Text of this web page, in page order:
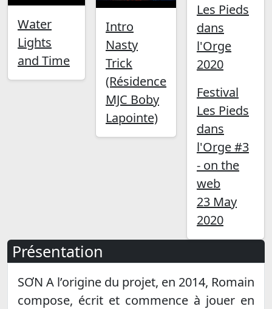
Water
Lights
and Time
Intro
Nasty
Trick
(Résidence
MJC Boby
Lapointe)
Les Pieds
dans
l'Orge
2020
Festival
Les Pieds
dans
l'Orge #3
- on the
web
23 May
2020
Présentation
SƠN A l’origine du projet, en 2014, Romain
compose, écrit et commence à jouer en